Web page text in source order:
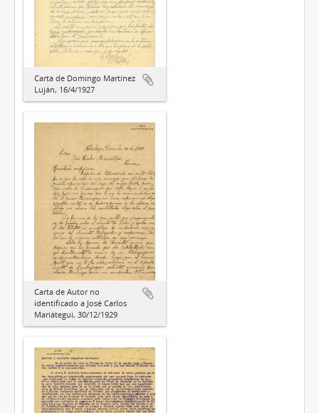
Carta de Domingo Martínez
Luján, 16/4/1927
Carta de Autor no
identificado a José Carlos
Mariátegui, 30/12/1929